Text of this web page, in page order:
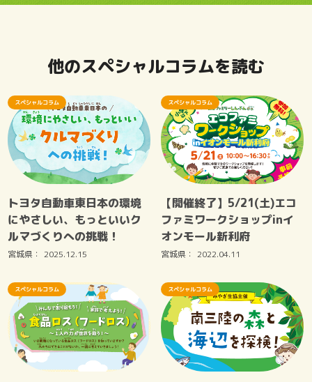
他のスペシャルコラムを読む
トヨタ自動車東日本の環境
にやさしい、もっといいク
ルマづくりへの挑戦！
宮城県： 2025.12.15
スペシャルコラム
【開催終了】5/21(土)エコ
ファミワークショップinイ
オンモール新利府
宮城県： 2022.04.11
スペシャルコラム
スペシャルコラム スペシャルコラム